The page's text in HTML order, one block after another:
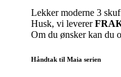
Lekker moderne 3
Husk, vi leverer
Om du ønsker kan du
Håndtak til Maia serien